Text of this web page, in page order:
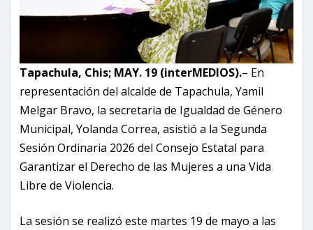
Tapachula, Chis; MAY. 19 (interMEDIOS).– En
representación del alcalde de Tapachula, Yamil
Melgar Bravo, la secretaria de Igualdad de Género
Municipal, Yolanda Correa, asistió a la Segunda
Sesión Ordinaria 2026 del Consejo Estatal para
Garantizar el Derecho de las Mujeres a una Vida
Libre de Violencia.
La sesión se realizó este martes 19 de mayo a las